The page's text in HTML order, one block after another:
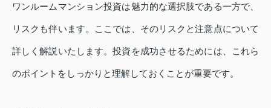
ワンルームマンション投資は魅力的な選択肢である一方で、
リスクも伴います。ここでは、そのリスクと注意点について
詳しく解説いたします。投資を成功させるためには、これら
のポイントをしっかりと理解しておくことが重要です。